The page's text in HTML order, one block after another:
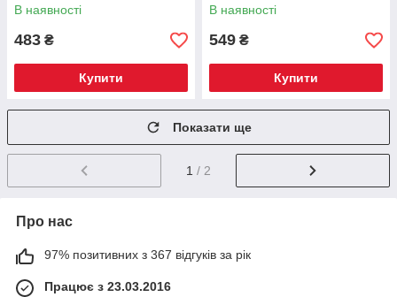
В наявності
483 ₴
Купити
В наявності
549 ₴
Купити
Показати ще
1 / 2
Про нас
97% позитивних з 367 відгуків за рік
Працює з 23.03.2016